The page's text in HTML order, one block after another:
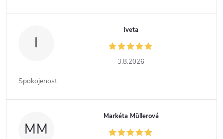
I
Iveta
3.8.2026
Spokojenost
MM
Markéta Müllerová